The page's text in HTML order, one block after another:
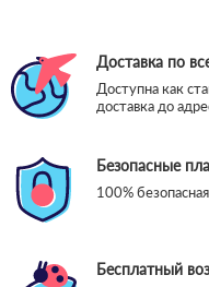
Доставка по
Доступна как
доставка до
Безопасные
100%
Бесплатный